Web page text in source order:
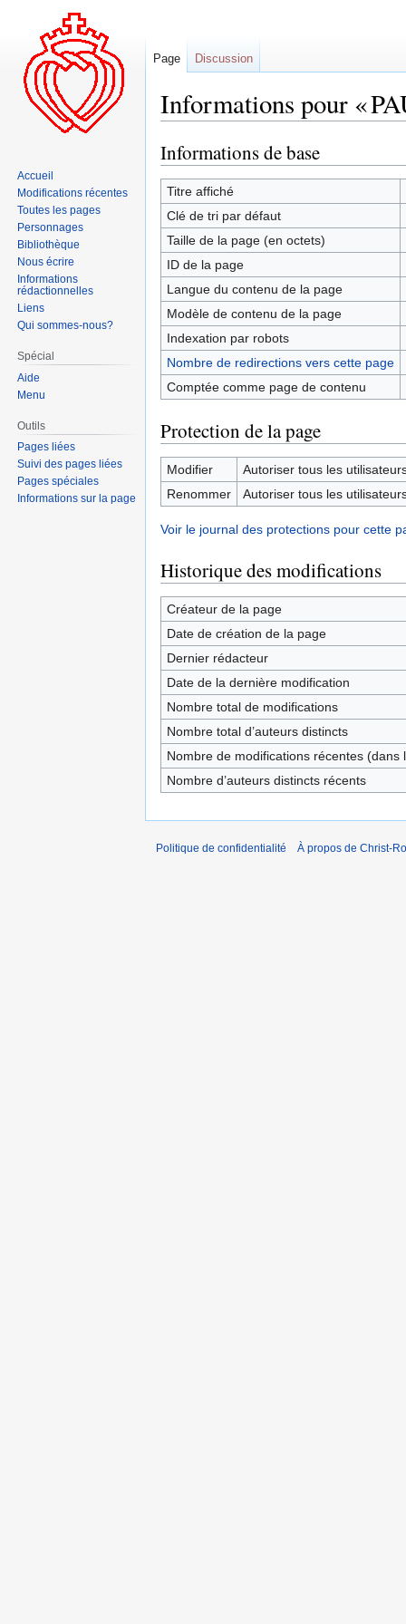
Informations pour «
Aller
à
la
navigation
Aller
à
la
recherche
Informations de base
Titre affiché
Clé de tri par défaut
Taille de la page (en octets)
ID de la page
Langue du contenu de la page
Modèle de contenu de la page
Indexation par robots
Nombre de redirections vers cette page
Comptée comme page de contenu
Protection de la page
Modifier
Autoriser tous les
Renommer
Autoriser tous les
Voir le journal des protections pour cette
Historique des modifications
Créateur de la page
Date de création de la page
Dernier rédacteur
Date de la dernière modification
Nombre total de modifications
Nombre total d’auteurs distincts
Nombre de modifications récentes (dans
Nombre d’auteurs distincts récents
Page Discussion
Accueil
Modifications récentes
Toutes les pages
Personnages
Bibliothèque
Nous écrire
Informations
rédactionnelles
Liens
Qui sommes-nous?
Spécial
Aide
Menu
Outils
Pages liées
Suivi des pages liées
Pages spéciales
Informations sur la page
Politique de confidentialité À propos de Christ-